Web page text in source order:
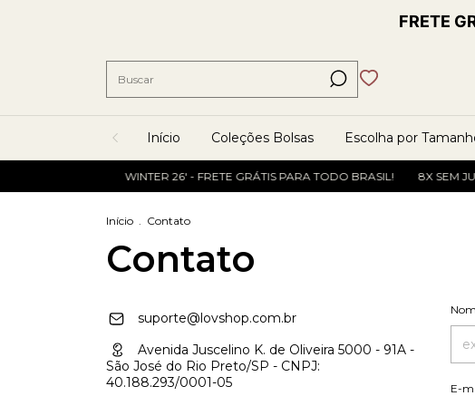
FRETE
Início Coleções Bolsas Escolha por
WINTER 26' - FRETE GRÁTIS PARA TODO BRASIL! 8X SEM
Início . Contato
Contato
suporte@lovshop.com.br
Avenida Juscelino K. de Oliveira 5000 - 91A -
São José do Rio Preto/SP - CNPJ:
40.188.293/0001-05
E-